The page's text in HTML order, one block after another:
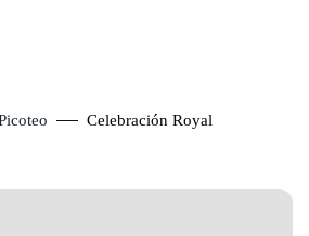
Celebración Royal